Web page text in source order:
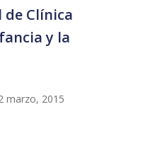
de Clínica
y la
marzo, 2015